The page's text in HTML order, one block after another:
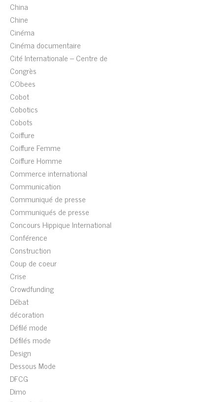
China
Chine
Cinéma
Cinéma documentaire
Cité Internationale – Centre de
Congrès
CObees
Cobot
Cobotics
Cobots
Coiffure
Coiffure Femme
Coiffure Homme
Commerce international
Communication
Communiqué de presse
Communiqués de presse
Concours Hippique International
Conférence
Construction
Coup de coeur
Crise
Crowdfunding
Débat
décoration
Défilé mode
Défilés mode
Design
Dessous Mode
DFCG
Dimo